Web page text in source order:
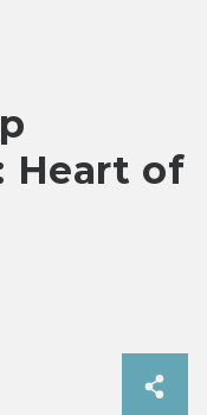
Heart of